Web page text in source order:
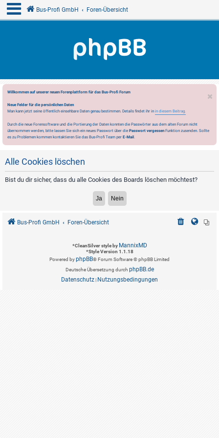
Bus-Profi GmbH Foren-Übersicht
Willkommen auf unserer neuen Forenplattform für das Bus-Profi Forum
Neue Felder für die persönlichen Daten
Man kann jetzt seine öffentlich einsehbare Daten genau bestimmen. Details findet ihr in in diesem Beitrag.
Durch die neue Forensoftware und die Portierung der Daten konnten die Passwörter aus dem alten Forum nicht
übernommen werden, bitte lassen Sie sich ein neues Passwort über die Passwort vergessen Funktion zusenden. Sollte
es zu Problemen kommen kontaktieren Sie das Bus-Profi Team per E-Mail.
Alle Cookies löschen
Bist du dir sicher, dass du alle Cookies des Boards löschen möchtest?
Bus-Profi GmbH Foren-Übersicht
*CleanSilver style by MannixMD
*Style Version 1.1.18
Powered byphpBB® Forum Software © phpBB Limited
Deutsche Übersetzung durch phpBB.de
Datenschutz | Nutzungsbedingungen